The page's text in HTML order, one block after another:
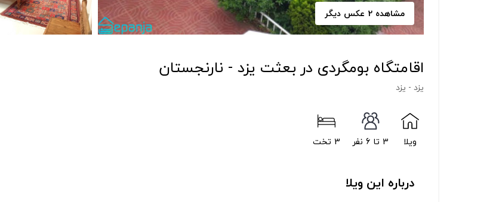
مشاهده 2 عکس دیگر
اقامتگاه بومگردی در بعثت یزد - نارنجستان
یزد - یزد
ویلا 3 تا 6 نفر 3 تخت
درباره این ویلا